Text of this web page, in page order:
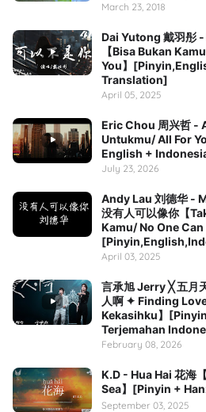
March 23, 2018
Dai Yutong 戴羽彤 -
【Bisa Bukan
You】
Translation]
April 05, 2025
Eric Chou 周兴哲 -
Untukmu/ All For
English +
July 23, 2026
Andy Lau 刘德华 -
没有人可以像你【
Kamu/ No One Can
April 03, 2025
言承旭 Jerry ╳ 五月
人啊 ✦ Finding
Kekasihku】
Terjemahan
February 08, 2026
K.D - Hua Hai 花海
Sea】[Pinyin +
September 03, 2025